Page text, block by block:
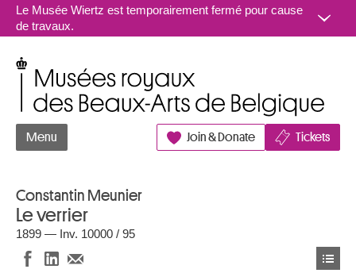
Aller au contenu
Le Musée Wiertz est temporairement fermé pour cause
de travaux.
Menu Join & Donate Tickets
Constantin Meunier
Le verrier
1899 — Inv. 10000 / 95